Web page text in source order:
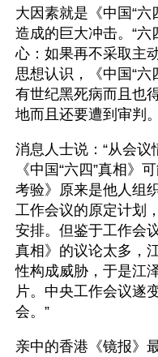
大因素就是《中国“
造成的巨大冲击。“六
心：如果再不采取主
思想认识，《中国“六
有世纪黑死病而且也
地而且还要遭到审判。
消息人士说：“从会
《中国“六四”真相》
考验》原来是他人组
工作会议的原定计划
安排。但鉴于工作会
真相》的议论太多，
性构成威胁，于是江
片。中央工作会议遂
会。”
亲中的香港《镜报》